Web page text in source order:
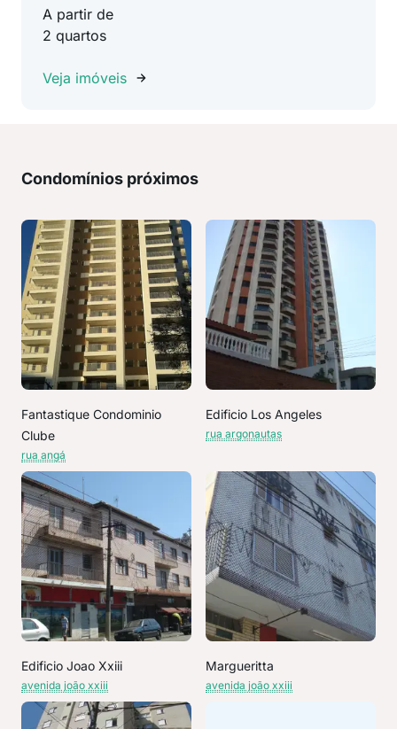
A partir de
2 quartos
Veja imóveis
Condomínios próximos
Fantastique Condominio
Clube
rua angá
Edificio Los Angeles
rua argonautas
Edificio Joao Xxiii
avenida joão xxiii
Margueritta
avenida joão xxiii